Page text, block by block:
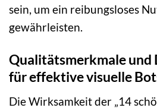
sein, um ein reibungsloses
gewährleisten.
Qualitätsmerkmale und
für effektive visuelle
Die Wirksamkeit der „14